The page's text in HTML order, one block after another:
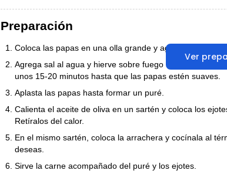
Ver
Preparación
Coloca las papas en una olla grande y agrega agua
Agrega sal al agua y hierve sobre fuego medio. Una
unos 15-20 minutos hasta que las papas estén suaves.
Aplasta las papas hasta formar un puré.
Calienta el aceite de oliva en un sartén y coloca los
Retíralos del calor.
En el mismo sartén, coloca la arrachera y cocínala al
deseas.
Sirve la carne acompañado del puré y los ejotes.